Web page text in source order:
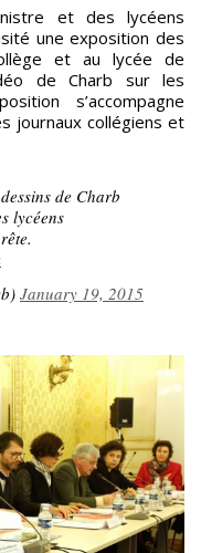
et des lycéens
une exposition des
et au lycée de
de Charb sur les
s’accompagne
journaux collégiens et
de Charb
lycéens
January 19, 2015